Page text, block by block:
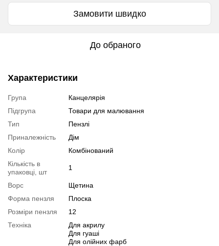
Замовити швидко
До обраного
Характеристики
Група
Канцелярія
Підгрупа
Товари для малювання
Тип
Пензлі
Приналежність
Дім
Колір
Комбінований
Кількість в
упаковці, шт
1
Ворс
Щетина
Форма пензля
Плоска
Розміри пензля
12
Техніка
Для акрилу
Для гуаші
Для олійних фарб